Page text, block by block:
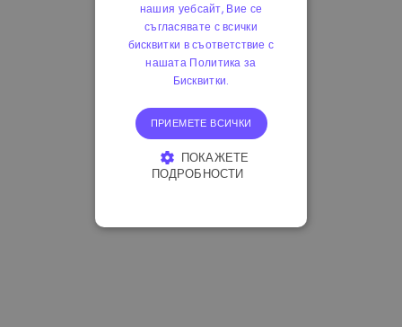
нашия уебсайт, Вие се
съгласявате с всички
бисквитки в съответствие с
нашата Политика за
Бисквитки.
ПРИЕМЕТЕ ВСИЧКИ
ПОКАЖЕТЕ
ПОДРОБНОСТИ